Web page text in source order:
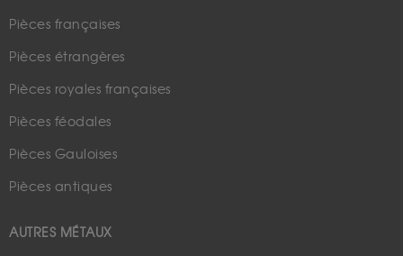
Pièces françaises
Pièces étrangères
Pièces royales françaises
Pièces féodales
Pièces Gauloises
Pièces antiques
AUTRES MÉTAUX